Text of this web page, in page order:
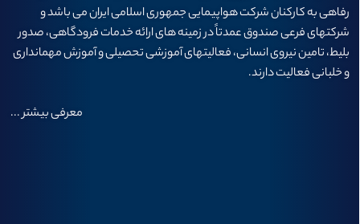
ارتباط با مدیرعامل
رفاهی به كاركنان شركت هواپيمايی جمهوری اسلامی ايران می باشد و
شرکتهای فرعی صندوق عمدتاً در زمینه های ارائه خدمات فرودگاهی، صدور
بلیط، تامین نیروی انسانی، فعالیتهای آموزشی تحصیلی و آموزش مهمانداری
و خلبانی فعالیت دارند.
معرفی بیشتر...